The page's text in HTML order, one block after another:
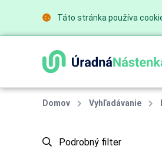
Táto stránka používa
Domov Vyhľadávanie
Podrobný filter